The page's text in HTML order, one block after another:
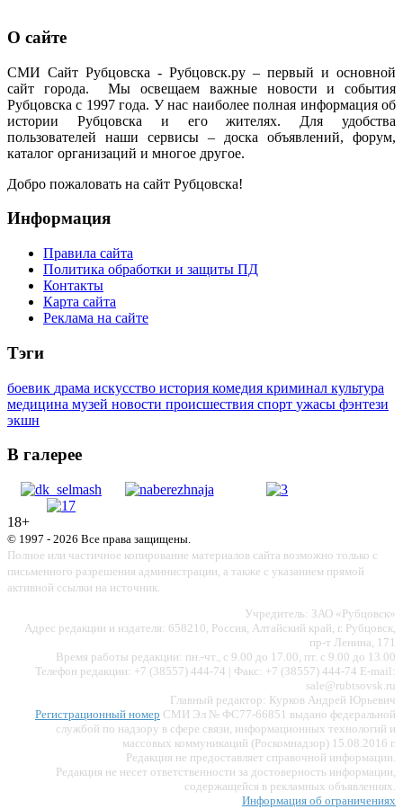
О сайте
СМИ Сайт Рубцовска - Рубцовск.ру – первый и основной
сайт города. Мы освещаем важные новости и события
Рубцовска с 1997 года. У нас наиболее полная информация об
истории Рубцовска и его жителях. Для удобства
пользователей наши сервисы – доска объявлений, форум,
каталог организаций и многое другое.
Добро пожаловать на сайт Рубцовска!
Информация
Правила сайта
Политика обработки и защиты ПД
Контакты
Карта сайта
Реклама на сайте
Тэги
боевик драма искусство история комедия криминал культура
медицина музей новости происшествия спорт ужасы фэнтези
экшн
В галерее
18+
© 1997 - 2026 Все права защищены.
Полное или частичное копирование материалов сайта возможно только с
письменного разрешения администрации, а также с указанием прямой
активной ссылки на источник.
Учредитель: ЗАО «Рубцовск»
Адрес редакции и издателя: 658210, Россия, Алтайский край, г. Рубцовск,
пр-т Ленина, 171
Время работы редакции: пн.-чт., с 9.00 до 17.00, пт. с 9.00 до 13.00
Телефон редакции: +7 (38557) 444-74 | Факс: +7 (38557) 444-74 E-mail:
sale@rubtsovsk.ru
Главный редактор: Курков Андрей Юрьевич
Регистрационный номер СМИ Эл № ФС77-66851 выдано федеральной
службой по надзору в сфере связи, информационных технологий и
массовых коммуникаций (Роскомнадзор) 15.08.2016 г.
Редакция не предоставляет справочной информации.
Редакция не несет ответственности за достоверность информации,
содержащейся в рекламных объявлениях.
Информация об ограничениях